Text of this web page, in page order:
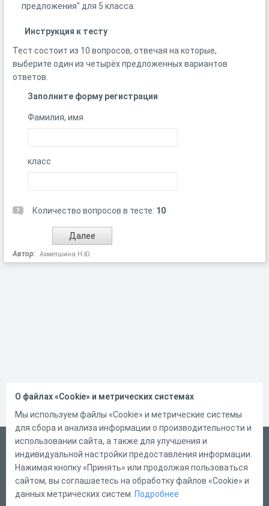
предложения" для 5 класса.
Инструкция к тесту
Тест состоит из 10 вопросов, отвечая на которые,
выберите один из четырёх предложенных вариантов
ответов.
Заполните форму регистрации
Фамилия, имя
класс
Количество вопросов в тесте: 10
Автор: Ахметшина Н.Ю.
Русский
Справка
Форма обратной связи
О файлах «Cookie» и метрических системах
Мы используем файлы «Cookie» и метрические системы
для сбора и анализа информации о производительности и
использовании сайта, а также для улучшения и
индивидуальной настройки предоставления информации.
Нажимая кнопку «Принять» или продолжая пользоваться
сайтом, вы соглашаетесь на обработку файлов «Cookie» и
данных метрических систем. Подробнее